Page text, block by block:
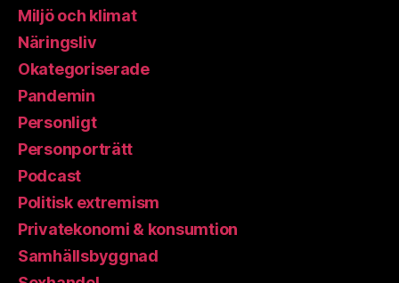
Miljö och klimat
Näringsliv
Okategoriserade
Pandemin
Personligt
Personporträtt
Podcast
Politisk extremism
Privatekonomi & konsumtion
Samhällsbyggnad